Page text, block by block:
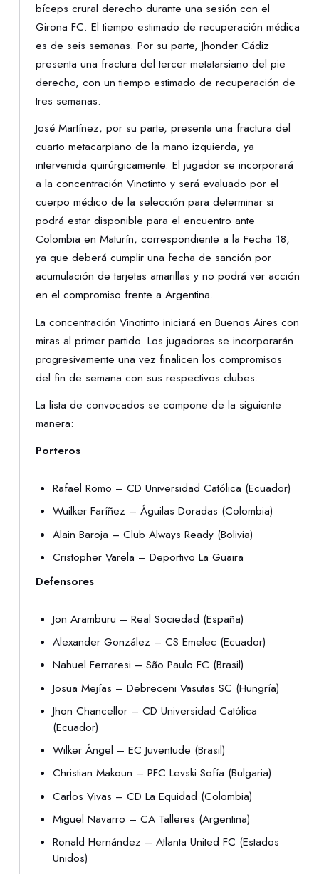
bíceps crural derecho durante una sesión con el
Girona FC. El tiempo estimado de recuperación médica
es de seis semanas. Por su parte, Jhonder Cádiz
presenta una fractura del tercer metatarsiano del pie
derecho, con un tiempo estimado de recuperación de
tres semanas.
José Martínez, por su parte, presenta una fractura del
cuarto metacarpiano de la mano izquierda, ya
intervenida quirúrgicamente. El jugador se incorporará
a la concentración Vinotinto y será evaluado por el
cuerpo médico de la selección para determinar si
podrá estar disponible para el encuentro ante
Colombia en Maturín, correspondiente a la Fecha 18,
ya que deberá cumplir una fecha de sanción por
acumulación de tarjetas amarillas y no podrá ver acción
en el compromiso frente a Argentina.
La concentración Vinotinto iniciará en Buenos Aires con
miras al primer partido. Los jugadores se incorporarán
progresivamente una vez finalicen los compromisos
del fin de semana con sus respectivos clubes.
La lista de convocados se compone de la siguiente
manera:
Porteros
Rafael Romo – CD Universidad Católica (Ecuador)
Wuilker Faríñez – Águilas Doradas (Colombia)
Alain Baroja – Club Always Ready (Bolivia)
Cristopher Varela – Deportivo La Guaira
Defensores
Jon Aramburu – Real Sociedad (España)
Alexander González – CS Emelec (Ecuador)
Nahuel Ferraresi – São Paulo FC (Brasil)
Josua Mejías – Debreceni Vasutas SC (Hungría)
Jhon Chancellor – CD Universidad Católica
(Ecuador)
Wilker Ángel – EC Juventude (Brasil)
Christian Makoun – PFC Levski Sofía (Bulgaria)
Carlos Vivas – CD La Equidad (Colombia)
Miguel Navarro – CA Talleres (Argentina)
Ronald Hernández – Atlanta United FC (Estados
Unidos)